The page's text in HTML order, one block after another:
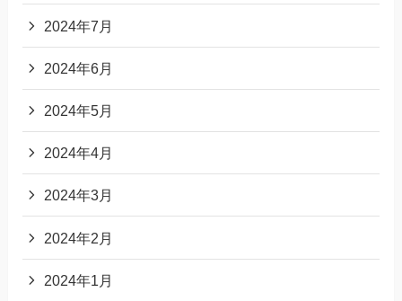
2024年7月
2024年6月
2024年5月
2024年4月
2024年3月
2024年2月
2024年1月